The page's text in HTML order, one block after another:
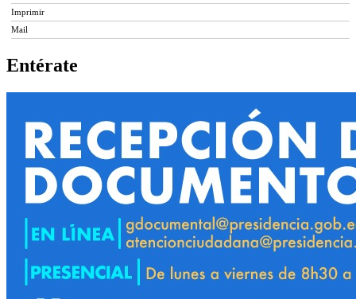
Imprimir
Mail
Entérate